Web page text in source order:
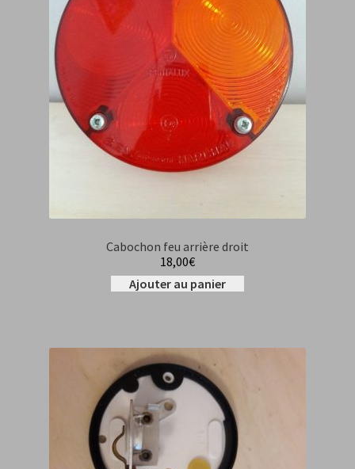
Cabochon feu arrière droit
18,00€
Ajouter au panier